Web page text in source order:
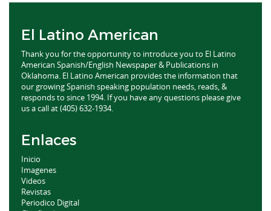
El Latino American
Thank you for the opportunity to introduce you to El Latino
American Spanish/English Newspaper & Publications in
Oklahoma. El Latino American provides the information that
our growing Spanish speaking population needs, reads, &
responds to since 1994. If you have any questions please give
us a call at (405) 632-1934.
Enlaces
Inicio
Imagenes
Videos
Revistas
Periodico Digital